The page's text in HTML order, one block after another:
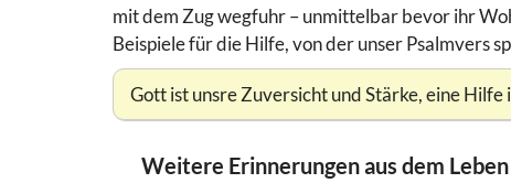
mit dem Zug wegfuhr – unmittelbar bevor ihr
Beispiele für die Hilfe, von der unser Psalmvers
Gott ist unsre Zuversicht und Stärke, eine
Weitere Erinnerungen aus dem